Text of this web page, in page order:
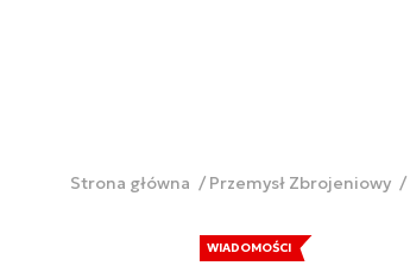
Strona główna Przemysł Zbrojeniowy
WIADOMOŚCI